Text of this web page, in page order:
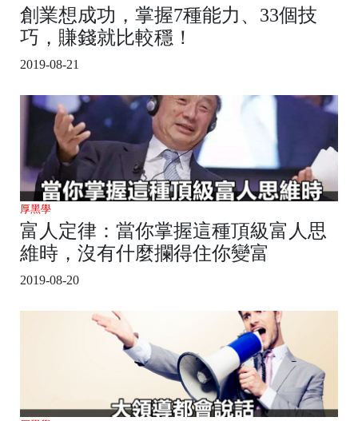
創業想成功，掌握7種能力、33個技
巧，賺錢就比較穩！
2019-08-21
厚黑學
富人定律：當你掌握這種頂級富人思
維時，沒有什麼攔得住你變富
2019-08-20